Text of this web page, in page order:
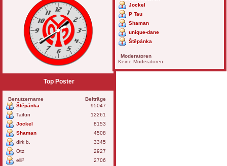
Top Poster
Benutzername
Beiträge
Štěpánka
95047
Taifun
12261
Jockel
8153
Shaman
4508
dirk b.
3345
Otz
2927
elli²
2706
Jockel
P Tau
Shaman
unique-dane
Štěpánka
Moderatoren
Keine Moderatoren